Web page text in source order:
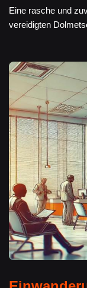
Eine rasche und
vereidigten